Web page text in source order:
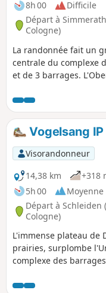
8h 00
Difficile
Départ à
Cologne)
La randonnée fait un
centrale du complexe
et de 3 barrages.
l'Eifel, le Rursee
les lacs et les forêts,
travers landes
Église Saint-Roch et
grand centre de
Wollseifen a été
bombardements
puis complètement
place, juste après
de Vogelsang, qui,
troupes anglaises
de mémoire.
Vogelsang IP
Visorandonneur
14,38 km
+318
5h 00
Moyenne
Départ à Schleiden
Cologne)
L'immense plateau de
prairies, surplombe
complexe des
et l'école. À l'Est de ce